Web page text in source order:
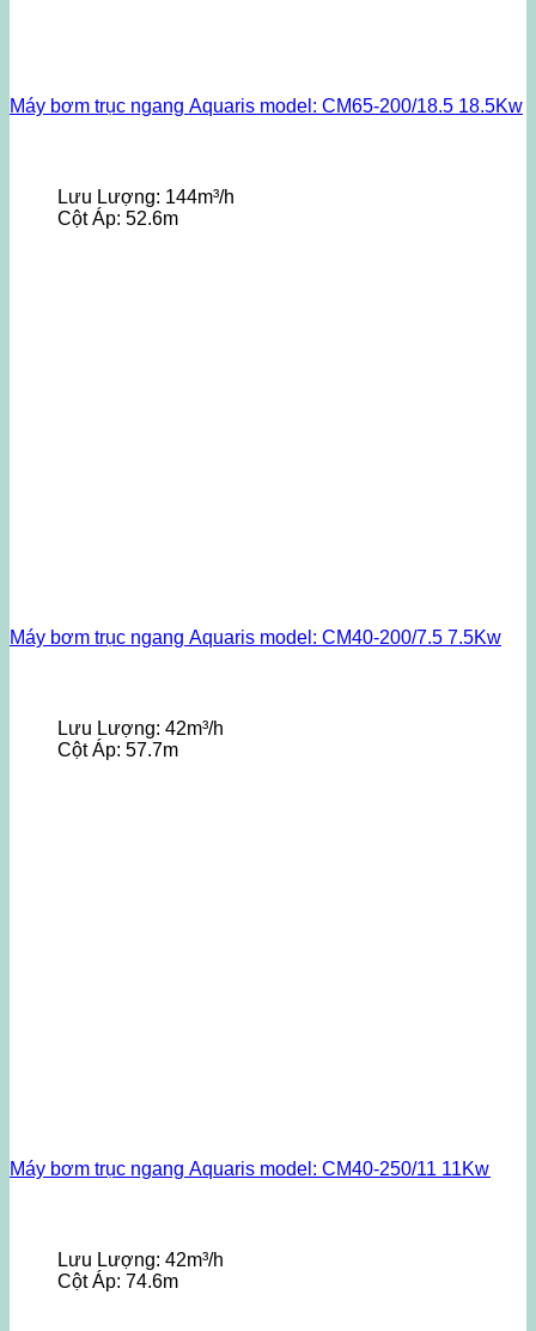
Máy bơm trục ngang Aquaris model: CM65-200/18.5 18.5Kw
Lưu Lượng: 144m³/h
Cột Áp: 52.6m
Máy bơm trục ngang Aquaris model: CM40-200/7.5 7.5Kw
Lưu Lượng: 42m³/h
Cột Áp: 57.7m
Máy bơm trục ngang Aquaris model: CM40-250/11 11Kw
Lưu Lượng: 42m³/h
Cột Áp: 74.6m